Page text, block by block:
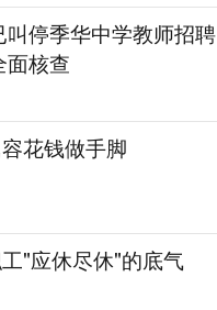
叫停季华中学教师招聘
面核查
花钱做手脚
"应休尽休"的底气